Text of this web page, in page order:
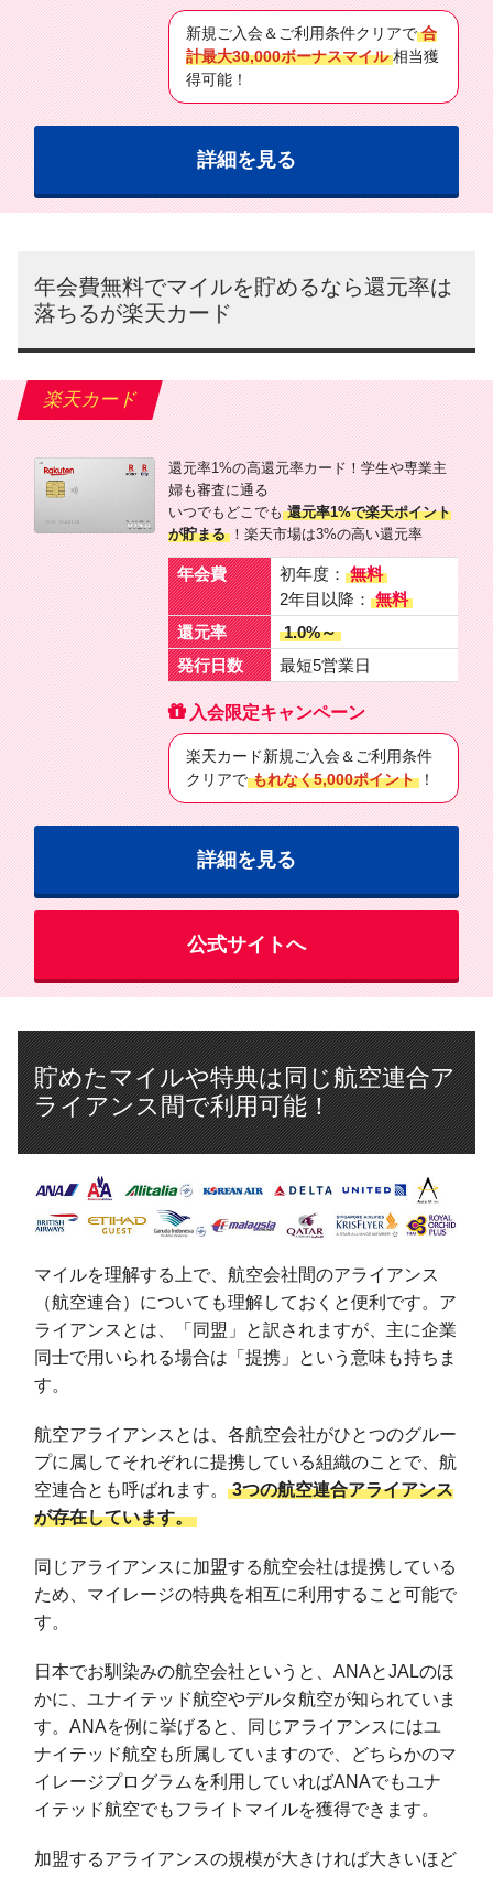
新規ご入会＆ご利用条件クリアで 合
計最大30,000ボーナスマイル 相当獲
得可能！
詳細を見る
年会費無料でマイルを貯めるなら還元率は
落ちるが楽天カード
楽天カード
還元率1%の高還元率カード！学生や専業主
婦も審査に通る
いつでもどこでも 還元率1%で楽天ポイント
が貯まる ！楽天市場は3%の高い還元率
年会費 初年度： 無料
2年目以降： 無料
還元率
1.0%～
発行日数
最短5営業日
入会限定キャンペーン
楽天カード新規ご入会＆ご利用条件
クリアで もれなく5,000ポイント ！
詳細を見る
公式サイトへ
貯めたマイルや特典は同じ航空連合ア
ライアンス間で利用可能！
マイルを理解する上で、航空会社間のアライアンス
（航空連合）についても理解しておくと便利です。ア
ライアンスとは、「同盟」と訳されますが、主に企業
同士で用いられる場合は「提携」という意味も持ちま
す。
航空アライアンスとは、各航空会社がひとつのグルー
プに属してそれぞれに提携している組織のことで、航
空連合とも呼ばれます。 3つの航空連合アライアンス
が存在しています。
同じアライアンスに加盟する航空会社は提携している
ため、マイレージの特典を相互に利用すること可能で
す。
日本でお馴染みの航空会社というと、ANAとJALのほ
かに、ユナイテッド航空やデルタ航空が知られていま
す。ANAを例に挙げると、同じアライアンスにはユ
ナイテッド航空も所属していますので、どちらかのマ
イレージプログラムを利用していればANAでもユナ
イテッド航空でもフライトマイルを獲得できます。
加盟するアライアンスの規模が大きければ大きいほど